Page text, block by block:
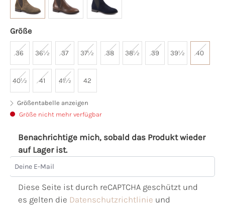
Größe
36 36½ 37 37½ 38 38½ 39 39½ 40
40½ 41 41½ 42
Größentabelle anzeigen
Größe nicht mehr verfügbar
Benachrichtige mich, sobald das Produkt wieder
auf Lager ist.
Deine E-Mail
Diese Seite ist durch reCAPTCHA geschützt und
es gelten die Datenschutzrichtlinie und